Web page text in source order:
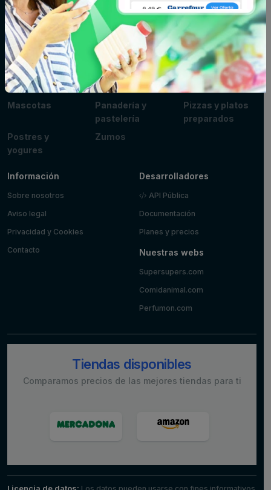
Conservas,
caldos y cremas
Cuidado del
cabello
Cuidado facial y
Fitoterapia y
parafarmacia
Fruta y verdura
Huevos, leche y
mantequilla
Limpieza y hogar
Maquillaje
Marisco y
pescado
Mascotas
Panadería y
pastelería
Pizzas y platos
preparados
Postres y
yogures
Zumos
Información
Sobre nosotros
Aviso legal
Privacidad y Cookies
Contacto
Desarrolladores
API Pública
Documentación
Planes y precios
Nuestras webs
Supersupers.com
Comidanimal.com
Perfumon.com
Tiendas disponibles
Comparamos precios de las mejores tiendas para ti